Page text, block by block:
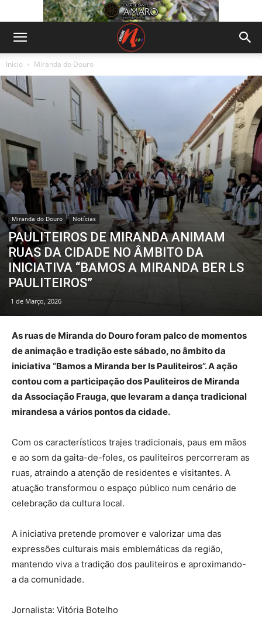
Início Miranda do Douro
Miranda do Douro Notícias
PAULITEIROS DE MIRANDA ANIMAM
RUAS DA CIDADE NO ÂMBITO DA
INICIATIVA “BAMOS A MIRANDA BER LS
PAULITEIROS”
1 de Março, 2026
As ruas de Miranda do Douro foram palco de momentos
de animação e tradição este sábado, no âmbito da
iniciativa “Bamos a Miranda ber ls Pauliteiros”. A ação
contou com a participação dos Pauliteiros de Miranda
da Associação Frauga, que levaram a dança tradicional
mirandesa a vários pontos da cidade.
Com os característicos trajes tradicionais, paus em mãos
e ao som da gaita-de-foles, os pauliteiros percorreram as
ruas, atraindo a atenção de residentes e visitantes. A
atuação transformou o espaço público num cenário de
celebração da cultura local.
A iniciativa pretende promover e valorizar uma das
expressões culturais mais emblemáticas da região,
mantendo viva a tradição dos pauliteiros e aproximando-
a da comunidade.
Jornalista: Vitória Botelho